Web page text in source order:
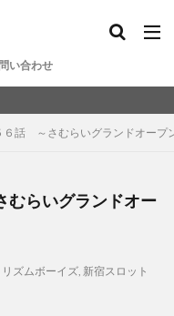
い合わせ
話 ～さむらいグランドオープ
らいグランドオー
リズムボーイズ, 新宿スロット